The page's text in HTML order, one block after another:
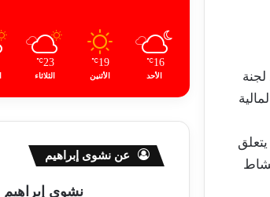
16
℃
الأحد
19
℃
الأثنين
23
℃
الثلاثاء
عن نشوى إبراهيم
نشوى إبراهيم